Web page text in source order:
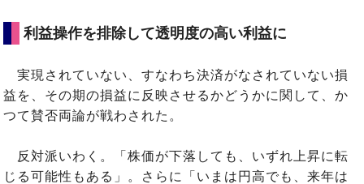
利益操作を排除して透明度の高い利益に
実現されていない、すなわち決済がなされていない損
益を、その期の損益に反映させるかどうかに関して、か
つて賛否両論が戦わされた。
反対派いわく。「株価が下落しても、いずれ上昇に転
じる可能性もある」。さらに「いまは円高でも、来年は